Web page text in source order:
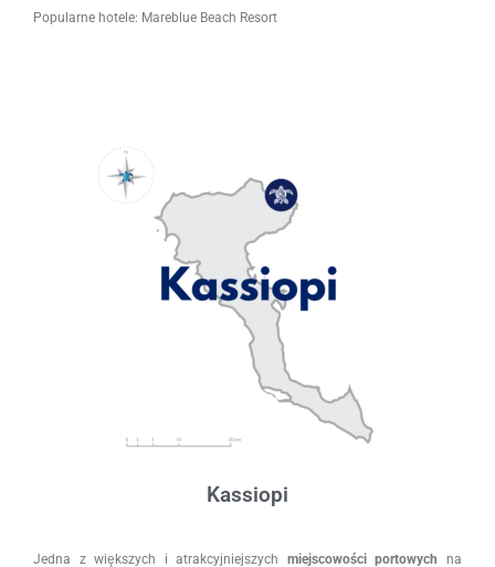
Popularne hotele: Mareblue Beach Resort
Kassiopi
Jedna z większych i atrakcyjniejszych miejscowości portowych
na